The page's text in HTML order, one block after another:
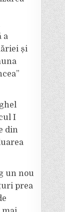
a
și
I
din
un nou
prea